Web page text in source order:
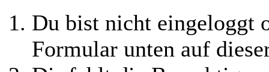
Du bist nicht eingeloggt
Formular unten auf